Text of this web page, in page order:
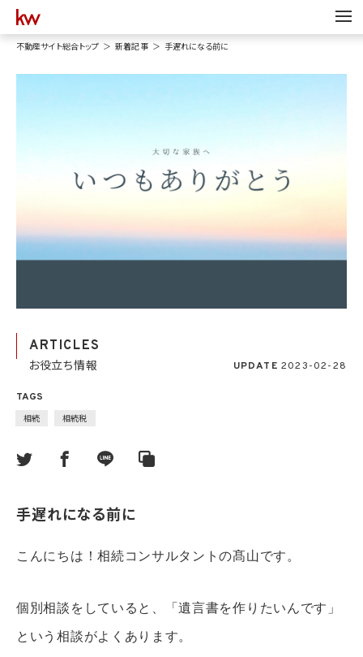
不動産サイト総合トップ 新着記事 手遅れになる前に
ARTICLES
お役立ち情報 UPDATE 2023-02-28
TAGS
相続 相続税
手遅れになる前に
こんにちは！相続コンサルタントの髙山です。
個別相談をしていると、「遺言書を作りたいんです」
という相談がよくあります。